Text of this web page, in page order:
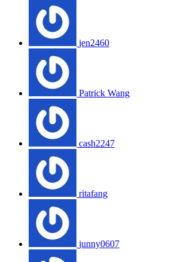
jen2460
Patrick Wang
cash2247
ritafang
junny0607